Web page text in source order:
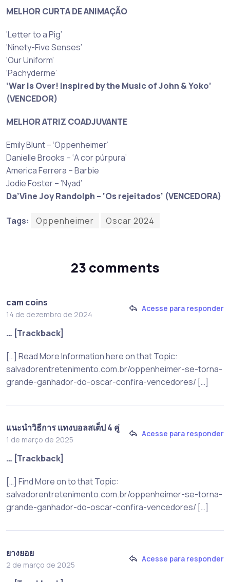
MELHOR CURTA DE ANIMAÇÃO
‘Letter to a Pig’
‘Ninety-Five Senses’
‘Our Uniform’
‘Pachyderme’
‘War Is Over! Inspired by the Music of John & Yoko’
(VENCEDOR)
MELHOR ATRIZ COADJUVANTE
Emily Blunt – ‘Oppenheimer’
Danielle Brooks – ‘A cor púrpura’
America Ferrera – Barbie
Jodie Foster – ‘Nyad’
Da’Vine Joy Randolph – ‘Os rejeitados’ (VENCEDORA)
Tags: Oppenheimer Oscar 2024
23 comments
cam coins
14 de dezembro de 2024
Acesse para responder
… [Trackback]
[…] Read More Information here on that Topic:
salvadorentretenimento.com.br/oppenheimer-se-torna-
grande-ganhador-do-oscar-confira-vencedores/ […]
แนะนำวิธีการ แทงบอลสเต็ป 4 คู่
1 de março de 2025
Acesse para responder
… [Trackback]
[…] Find More on to that Topic:
salvadorentretenimento.com.br/oppenheimer-se-torna-
grande-ganhador-do-oscar-confira-vencedores/ […]
ยางยอย
2 de março de 2025
Acesse para responder